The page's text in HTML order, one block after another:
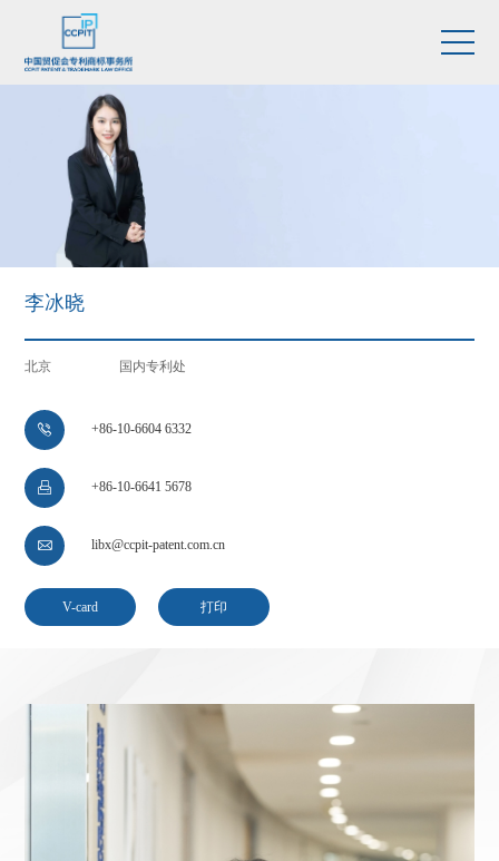
李冰晓
北京 国内专利处
 +86-10-6604 6332
 +86-10-6641 5678
 libx@ccpit-patent.com.cn
V-card 打印